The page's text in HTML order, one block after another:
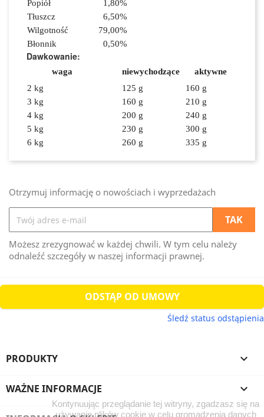
Popiół
1,80%
Tłuszcz
6,50%
Wilgotność
79,00%
Błonnik
0,50%
Dawkowanie:
waga niewychodzące
aktywne
2 kg
125 g
160 g
3 kg
160 g
210 g
4 kg
200 g
240 g
5 kg
230 g
300 g
6 kg
260 g 335 g
Otrzymuj informację o nowościach i wyprzedażach
Możesz zrezygnować w każdej chwili. W tym celu należy
odnaleźć szczegóły w naszej informacji prawnej.
ODSTĄP OD UMOWY
Śledź status odstąpienia
PRODUKTY 
WAŻNE INFORMACJE 
Kontynuując przeglądanie tej witryny, zgadzasz się na
używanie plików cookie w celu gromadzenia danych